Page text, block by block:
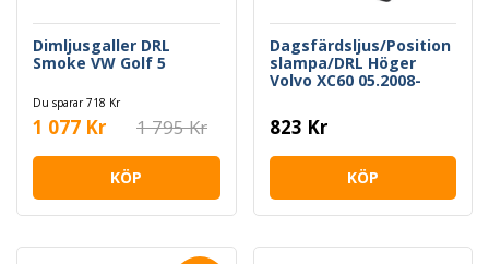
Dimljusgaller DRL
Smoke VW Golf 5
Du sparar 718 Kr
1 077 Kr 1 795 Kr
KÖP
Dagsfärdsljus/Position
slampa/DRL Höger
Volvo XC60 05.2008-
823 Kr
KÖP